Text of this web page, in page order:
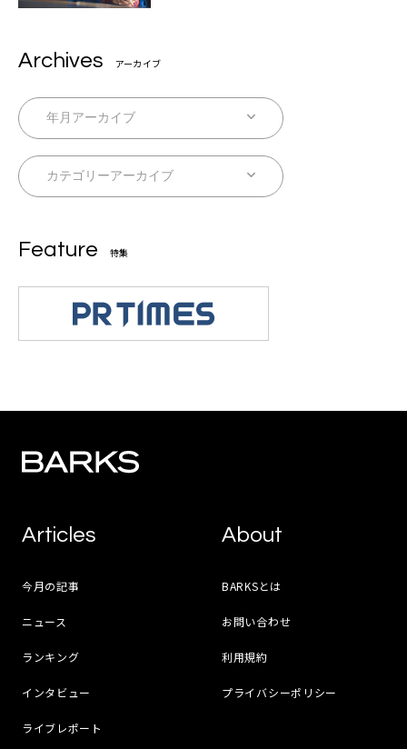
Archives アーカイブ
Feature 特集
Articles
今月の記事
ニュース
ランキング
インタビュー
ライブレポート
About
BARKSとは
お問い合わせ
利用規約
プライバシーポリシー